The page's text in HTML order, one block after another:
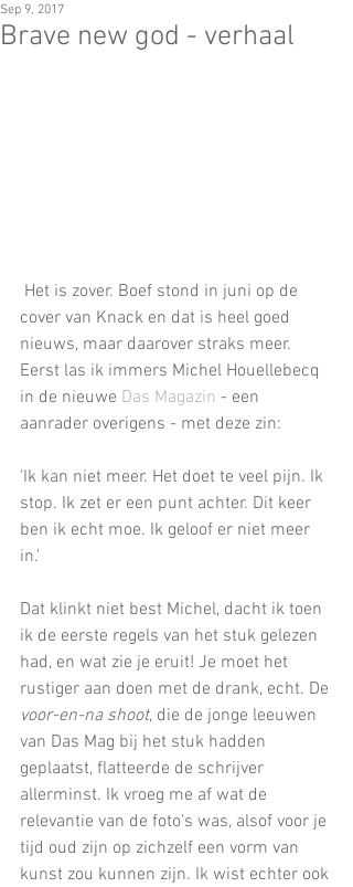
Brave new god - verhaal
Sep 9, 2017
cover van Knack en dat is heel goed
nieuws, maar daarover straks meer.
Eerst las ik immers Michel Houellebecq
in de nieuwe Das Magazin - een
aanrader overigens - met deze zin:
'Ik kan niet meer. Het doet te veel pijn. Ik
stop. Ik zet er een punt achter. Dit keer
ben ik echt moe. Ik geloof er niet meer
in.'
Dat klinkt niet best Michel, dacht ik toen
ik de eerste regels van het stuk gelezen
had, en wat zie je eruit! Je moet het
rustiger aan doen met de drank, echt. De
voor-en-na shoot, die de jonge leeuwen
van Das Mag bij het stuk hadden
geplaatst, flatteerde de schrijver
allerminst. Ik vroeg me af wat de
relevantie van de foto's was, alsof voor je
tijd oud zijn op zichzelf een vorm van
kunst zou kunnen zijn. Ik wist echter ook